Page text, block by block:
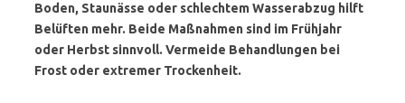
Boden, Staunässe oder schlechtem Wasserabzug hilft
Belüften mehr. Beide Maßnahmen sind im Frühjahr
oder Herbst sinnvoll. Vermeide Behandlungen bei
Frost oder extremer Trockenheit.